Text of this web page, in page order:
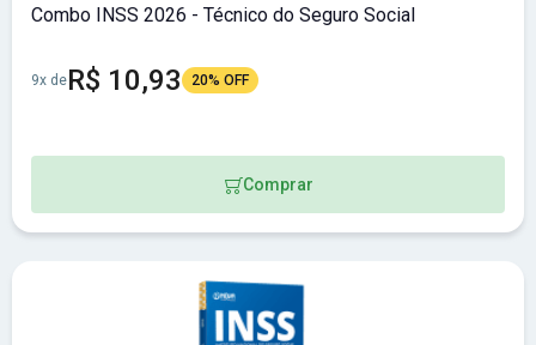
Combo INSS 2026 - Técnico do Seguro Social
9x deR$ 10,93 20% OFF
Comprar